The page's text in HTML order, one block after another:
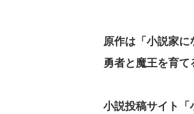
原作は「小説家に
勇者と魔王を育
小説投稿サイト「